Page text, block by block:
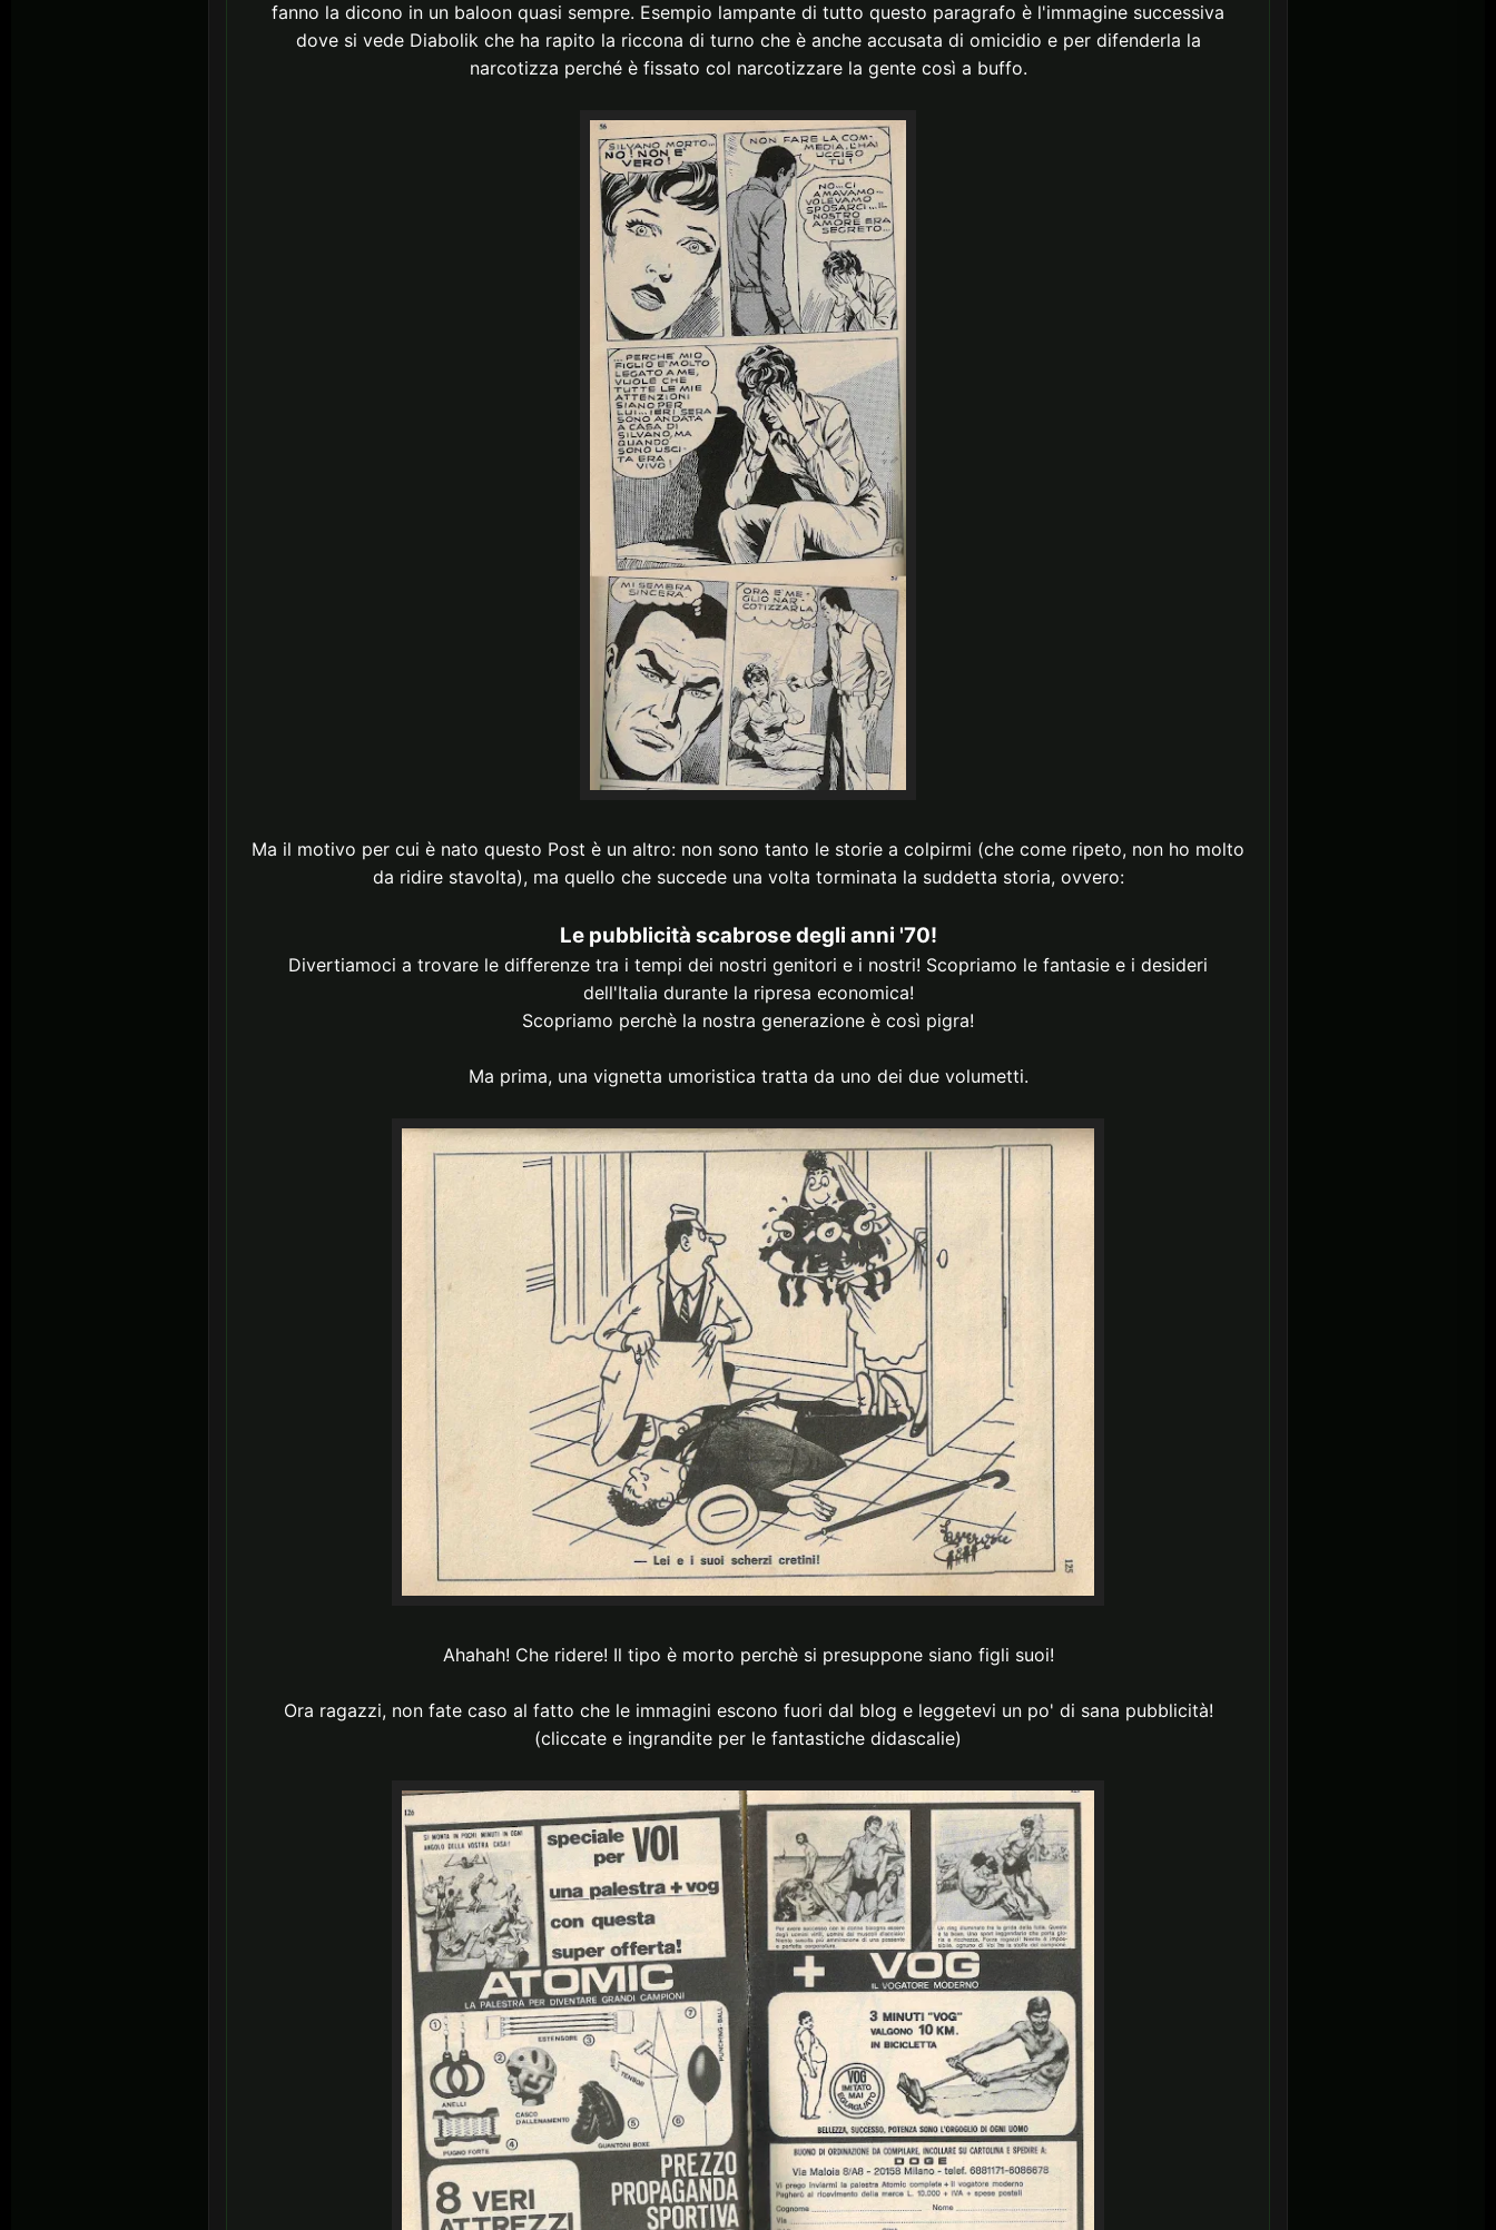
fanno la dicono in un baloon quasi sempre. Esempio lampante di tutto questo paragrafo è l'immagine successiva
dove si vede Diabolik che ha rapito la riccona di turno che è anche accusata di omicidio e per difenderla la
narcotizza perché è fissato col narcotizzare la gente così a buffo.
Ma il motivo per cui è nato questo Post è un altro: non sono tanto le storie a colpirmi (che come ripeto, non ho molto
da ridire stavolta), ma quello che succede una volta torminata la suddetta storia, ovvero:
Le pubblicità scabrose degli anni '70!
Divertiamoci a trovare le differenze tra i tempi dei nostri genitori e i nostri! Scopriamo le fantasie e i desideri
dell'Italia durante la ripresa economica!
Scopriamo perchè la nostra generazione è così pigra!
Ma prima, una vignetta umoristica tratta da uno dei due volumetti.
Ahahah! Che ridere! Il tipo è morto perchè si presuppone siano figli suoi!
Ora ragazzi, non fate caso al fatto che le immagini escono fuori dal blog e leggetevi un po' di sana pubblicità!
(cliccate e ingrandite per le fantastiche didascalie)